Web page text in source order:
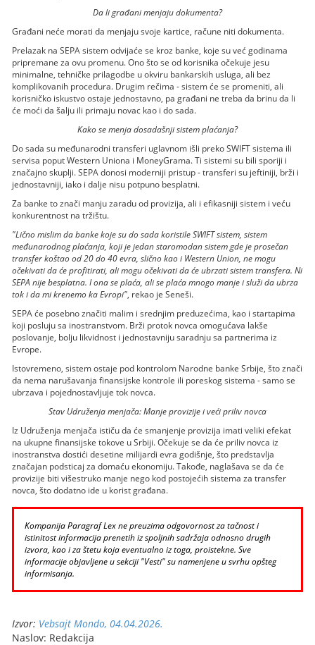
Da li građani menjaju dokumenta?
Građani neće morati da menjaju svoje kartice, račune niti dokumenta.
Prelazak na SEPA sistem odvijaće se kroz banke, koje su već godinama
pripremane za ovu promenu. Ono što se od korisnika očekuje jesu
minimalne, tehničke prilagodbe u okviru bankarskih usluga, ali bez
komplikovanih procedura. Drugim rečima - sistem će se promeniti, ali
korisničko iskustvo ostaje jednostavno, pa građani ne treba da brinu da li
će moći da šalju ili primaju novac kao i do sada.
Kako se menja dosadašnji sistem plaćanja?
Do sada su međunarodni transferi uglavnom išli preko SWIFT sistema ili
servisa poput Western Uniona i MoneyGrama. Ti sistemi su bili sporiji i
značajno skuplji. SEPA donosi moderniji pristup - transferi su jeftiniji, brži i
jednostavniji, iako i dalje nisu potpuno besplatni.
Za banke to znači manju zaradu od provizija, ali i efikasniji sistem i veću
konkurentnost na tržištu.
"Lično mislim da banke koje su do sada koristile SWIFT sistem, sistem
međunarodnog plaćanja, koji je jedan staromodan sistem gde je prosečan
transfer koštao od 20 do 40 evra, slično kao i Western Union, ne mogu
očekivati da će profitirati, ali mogu očekivati da će ubrzati sistem transfera. Ni
SEPA nije besplatna. I ona se plaća, ali se plaća mnogo manje i služi da ubrza
tok i da mi krenemo ka Evropi", rekao je Seneši.
SEPA će posebno značiti malim i srednjim preduzećima, kao i startapima
koji posluju sa inostranstvom. Brži protok novca omogućava lakše
poslovanje, bolju likvidnost i jednostavniju saradnju sa partnerima iz
Evrope.
Istovremeno, sistem ostaje pod kontrolom Narodne banke Srbije, što znači
da nema narušavanja finansijske kontrole ili poreskog sistema - samo se
ubrzava i pojednostavljuje tok novca.
Stav Udruženja menjača: Manje provizije i veći priliv novca
Iz Udruženja menjača ističu da će smanjenje provizija imati veliki efekat
na ukupne finansijske tokove u Srbiji. Očekuje se da će priliv novca iz
inostranstva dostići desetine milijardi evra godišnje, što predstavlja
značajan podsticaj za domaću ekonomiju. Takođe, naglašava se da će
provizije biti višestruko manje nego kod postojećih sistema za transfer
novca, što dodatno ide u korist građana.
Kompanija Paragraf Lex ne preuzima odgovornost za tačnost i
istinitost informacija prenetih iz spoljnih sadržaja odnosno drugih
izvora, kao i za štetu koja eventualno iz toga, proistekne. Sve
informacije objavljene u sekciji "Vesti" su namenjene u svrhu opšteg
informisanja.
Izvor: Vebsajt Mondo, 04.04.2026.
Naslov: Redakcija